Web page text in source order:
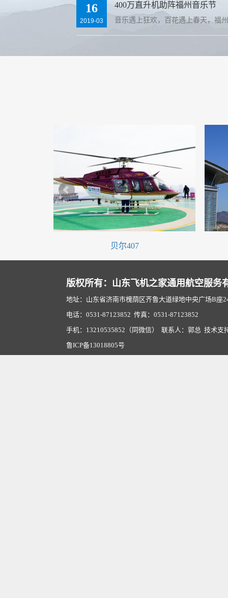
16
2019-03
400万直升机助阵福州音乐节
音乐遇上狂欢，百花遇上春天，福
贝尔407
版权所有：山东飞机之家通用航空服务
地址：山东省济南市槐荫区齐鲁大道绿地中央广场B座
电话：0531-87123852 传真：0531-87123852
手机：13210535852（同微信） 联系人：郭总 技术支
鲁ICP备13018805号